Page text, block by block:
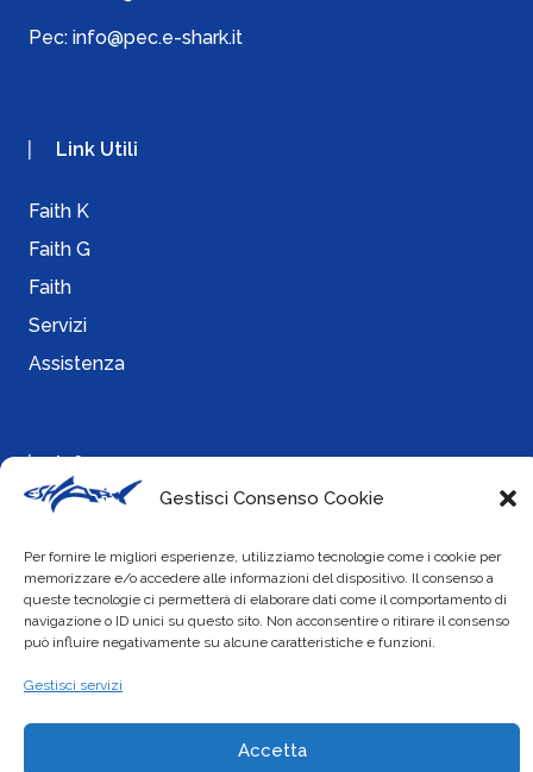
Gestisci Consenso Cookie
Per fornire le migliori esperienze, utilizziamo tecnologie come i cookie per
memorizzare e/o accedere alle informazioni del dispositivo. Il consenso a
queste tecnologie ci permetterà di elaborare dati come il comportamento di
navigazione o ID unici su questo sito. Non acconsentire o ritirare il consenso
può influire negativamente su alcune caratteristiche e funzioni.
Gestisci servizi
Accetta
Pec: info@pec.e-shark.it
Link Utili
Faith K
Faith G
Faith
Servizi
Assistenza
Info
Privacy Policy